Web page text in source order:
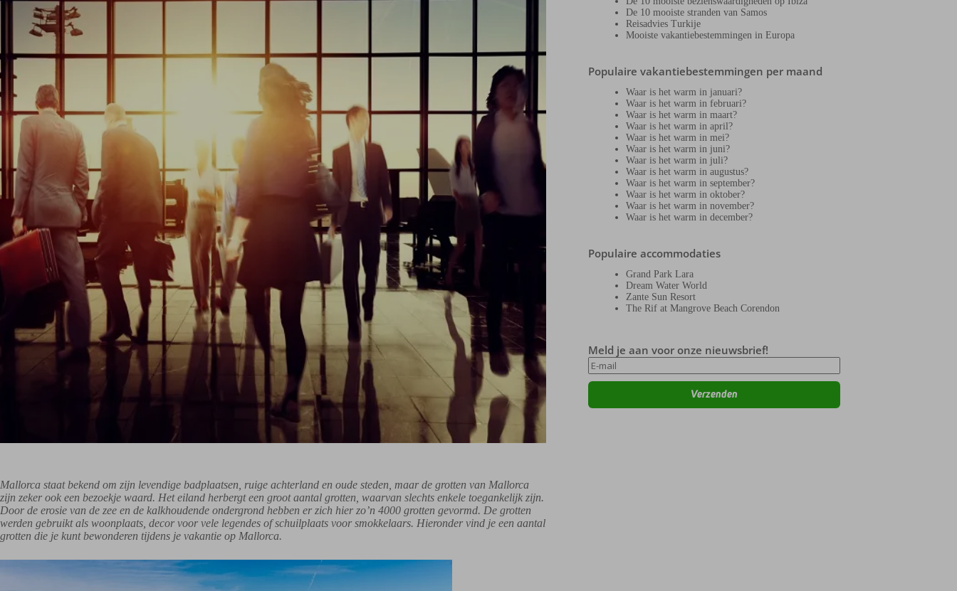
Mallorca staat bekend om zijn levendige badplaatsen, ruige achterland en oude steden, maar de grotten van Mallorca
zijn zeker ook een bezoekje waard. Het eiland herbergt een groot aantal grotten, waarvan slechts enkele toegankelijk zijn.
Door de erosie van de zee en de kalkhoudende ondergrond hebben er zich hier zo’n 4000 grotten gevormd. De grotten
werden gebruikt als woonplaats, decor voor vele legendes of schuilplaats voor smokkelaars. Hieronder vind je een aantal
grotten die je kunt bewonderen tijdens je vakantie op Mallorca.
De 10 mooiste stranden van Samos
Reisadvies Turkije
Mooiste vakantiebestemmingen in Europa
Populaire vakantiebestemmingen per maand
Waar is het warm in januari?
Waar is het warm in februari?
Waar is het warm in maart?
Waar is het warm in april?
Waar is het warm in mei?
Waar is het warm in juni?
Waar is het warm in juli?
Waar is het warm in augustus?
Waar is het warm in september?
Waar is het warm in oktober?
Waar is het warm in november?
Waar is het warm in december?
Populaire accommodaties
Grand Park Lara
Dream Water World
Zante Sun Resort
The Rif at Mangrove Beach Corendon
Meld je aan voor onze nieuwsbrief!